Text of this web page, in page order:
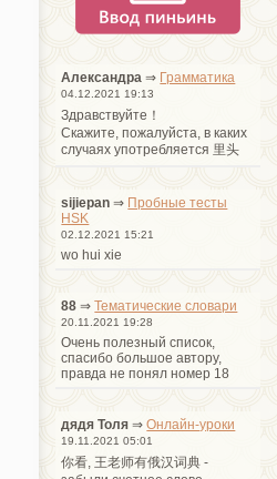
Александра ⇒ Грамматика
04.12.2021 19:13
Здравствуйте！
Cкажите, пожалуйста, в каких
случаях употребляется 里头
sijiepan ⇒ Пробные тесты
HSK
02.12.2021 15:21
wo hui xie
88 ⇒Тематические словари
20.11.2021 19:28
Очень полезный список,
спасибо большое автору,
правда не понял номер 18
дядя Толя ⇒Онлайн-уроки
19.11.2021 05:01
你看, 王老师有俄汉词典 -